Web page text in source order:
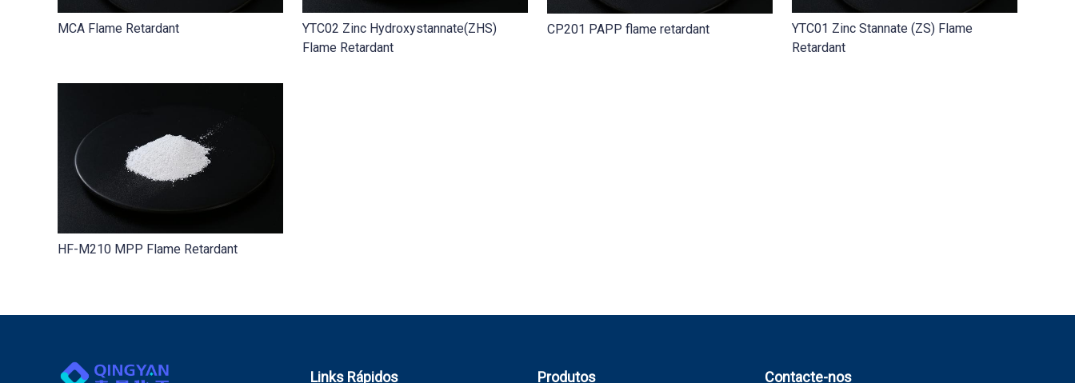
MCA Flame Retardant
YTC02 Zinc Hydroxystannate(ZHS)
Flame Retardant
CP201 PAPP flame retardant
YTC01 Zinc Stannate (ZS) Flame
Retardant
HF-M210 MPP Flame Retardant
Links Rápidos Produtos Contacte-nos